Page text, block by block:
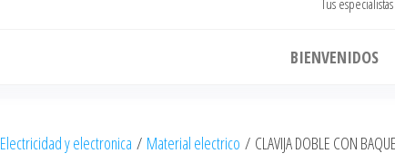
Tus
BIENVENIDOS
Electricidad y electronica / Material electrico / CLAVIJA DOBLE CON